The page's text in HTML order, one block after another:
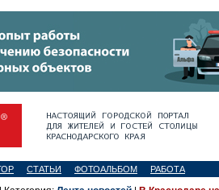
СТАТЬИ ФОТОАЛЬБОМ РАБОТА